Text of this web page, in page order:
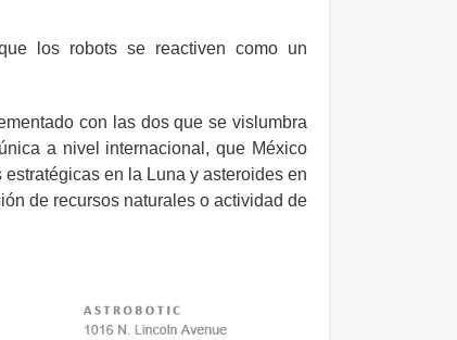
los robots se reactiven como un
con las dos que se vislumbra
a nivel internacional, que México
en la Luna y asteroides en
de recursos naturales o actividad de